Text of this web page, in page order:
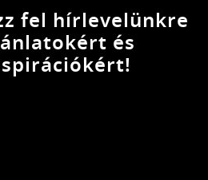
fel hírlevelünkre
és